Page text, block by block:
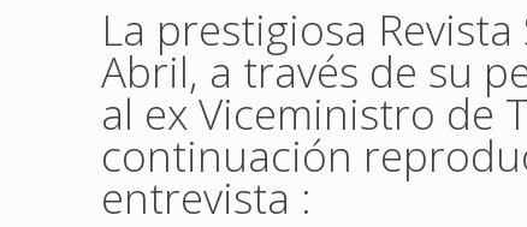
La prestigiosa
Abril, a través de su
al ex Viceministro de
continuación
entrevista :